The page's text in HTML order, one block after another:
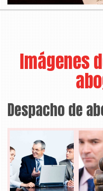
Imágenes
Despacho de